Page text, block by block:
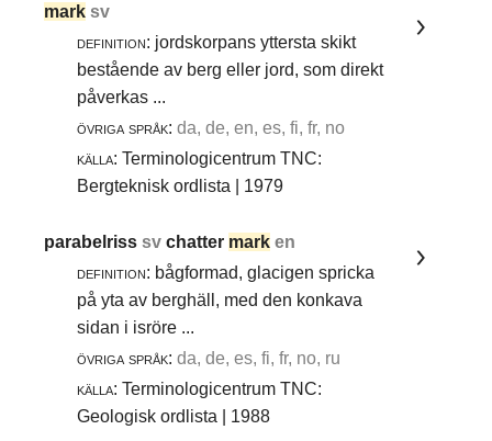
mark sv
definition: jordskorpans yttersta skikt
bestående av berg eller jord, som direkt
påverkas ...
övriga språk: da, de, en, es, fi, fr, no
källa: Terminologicentrum TNC:
Bergteknisk ordlista | 1979
parabelrisssvchatter mark en
definition: bågformad, glacigen spricka
på yta av berghäll, med den konkava
sidan i isröre ...
övriga språk: da, de, es, fi, fr, no, ru
källa: Terminologicentrum TNC:
Geologisk ordlista | 1988